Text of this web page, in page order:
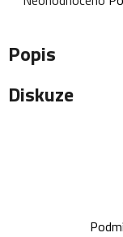
produktu
je
0,0
Popis
Diskuze